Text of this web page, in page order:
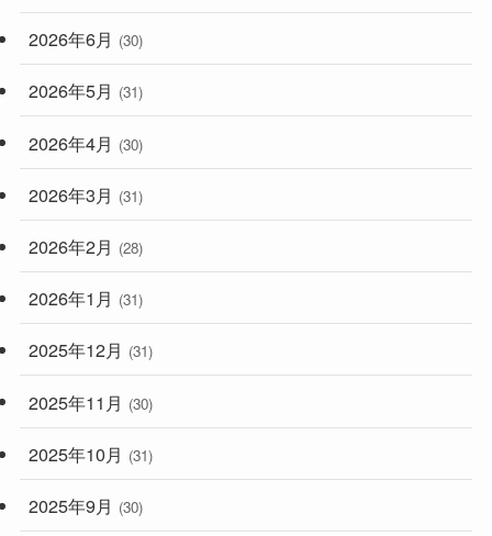
2026年6月 (30)
2026年5月 (31)
2026年4月 (30)
2026年3月 (31)
2026年2月 (28)
2026年1月 (31)
2025年12月 (31)
2025年11月 (30)
2025年10月 (31)
2025年9月 (30)